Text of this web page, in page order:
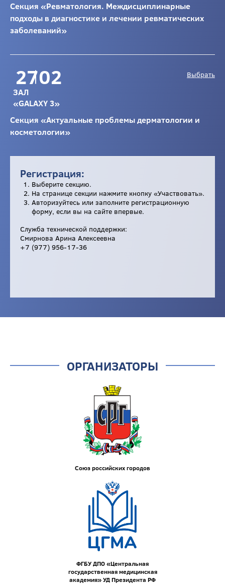
Секция «Ревматология. Междисциплинарные
подходы в диагностике и лечении ревматических
заболеваний»
2702
ЗАЛ
«GALAXY 3»
Секция «Актуальные проблемы дерматологии и
косметологии»
Выбрать
Регистрация:
Выберите секцию.
На странице секции нажмите кнопку «Участвовать».
Авторизуйтесь или заполните регистрационную
форму, если вы на сайте впервые.
Служба технической поддержки:
Смирнова Арина Алексеевна
+7 (977) 956-17-36
ОРГАНИЗАТОРЫ
Союз российских городов
ФГБУ ДПО «Центральная
государственная медицинская
академия» УД Президента РФ